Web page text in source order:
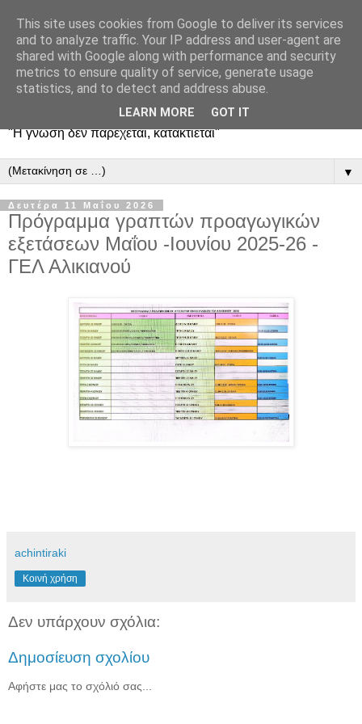
"Η γνώση δεν παρέχεται, κατακτιέται"
▼
Δευτέρα 11 Μαΐου 2026
Πρόγραμμα γραπτών προαγωγικών
εξετάσεων Μαΐου -Ιουνίου 2025-26 -
ΓΕΛ Αλικιανού
achintiraki
Κοινή χρήση
Δεν υπάρχουν σχόλια:
Δημοσίευση σχολίου
Αφήστε μας το σχόλιό σας...
This site uses cookies from Google to deliver its services
and to analyze traffic. Your IP address and user-agent are
shared with Google along with performance and security
metrics to ensure quality of service, generate usage
statistics, and to detect and address abuse.
LEARN MORE GOT IT